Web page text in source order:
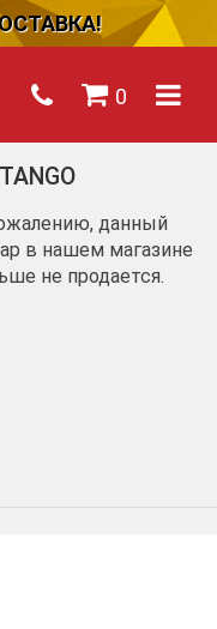
0
данный
в нашем магазине
не продается.